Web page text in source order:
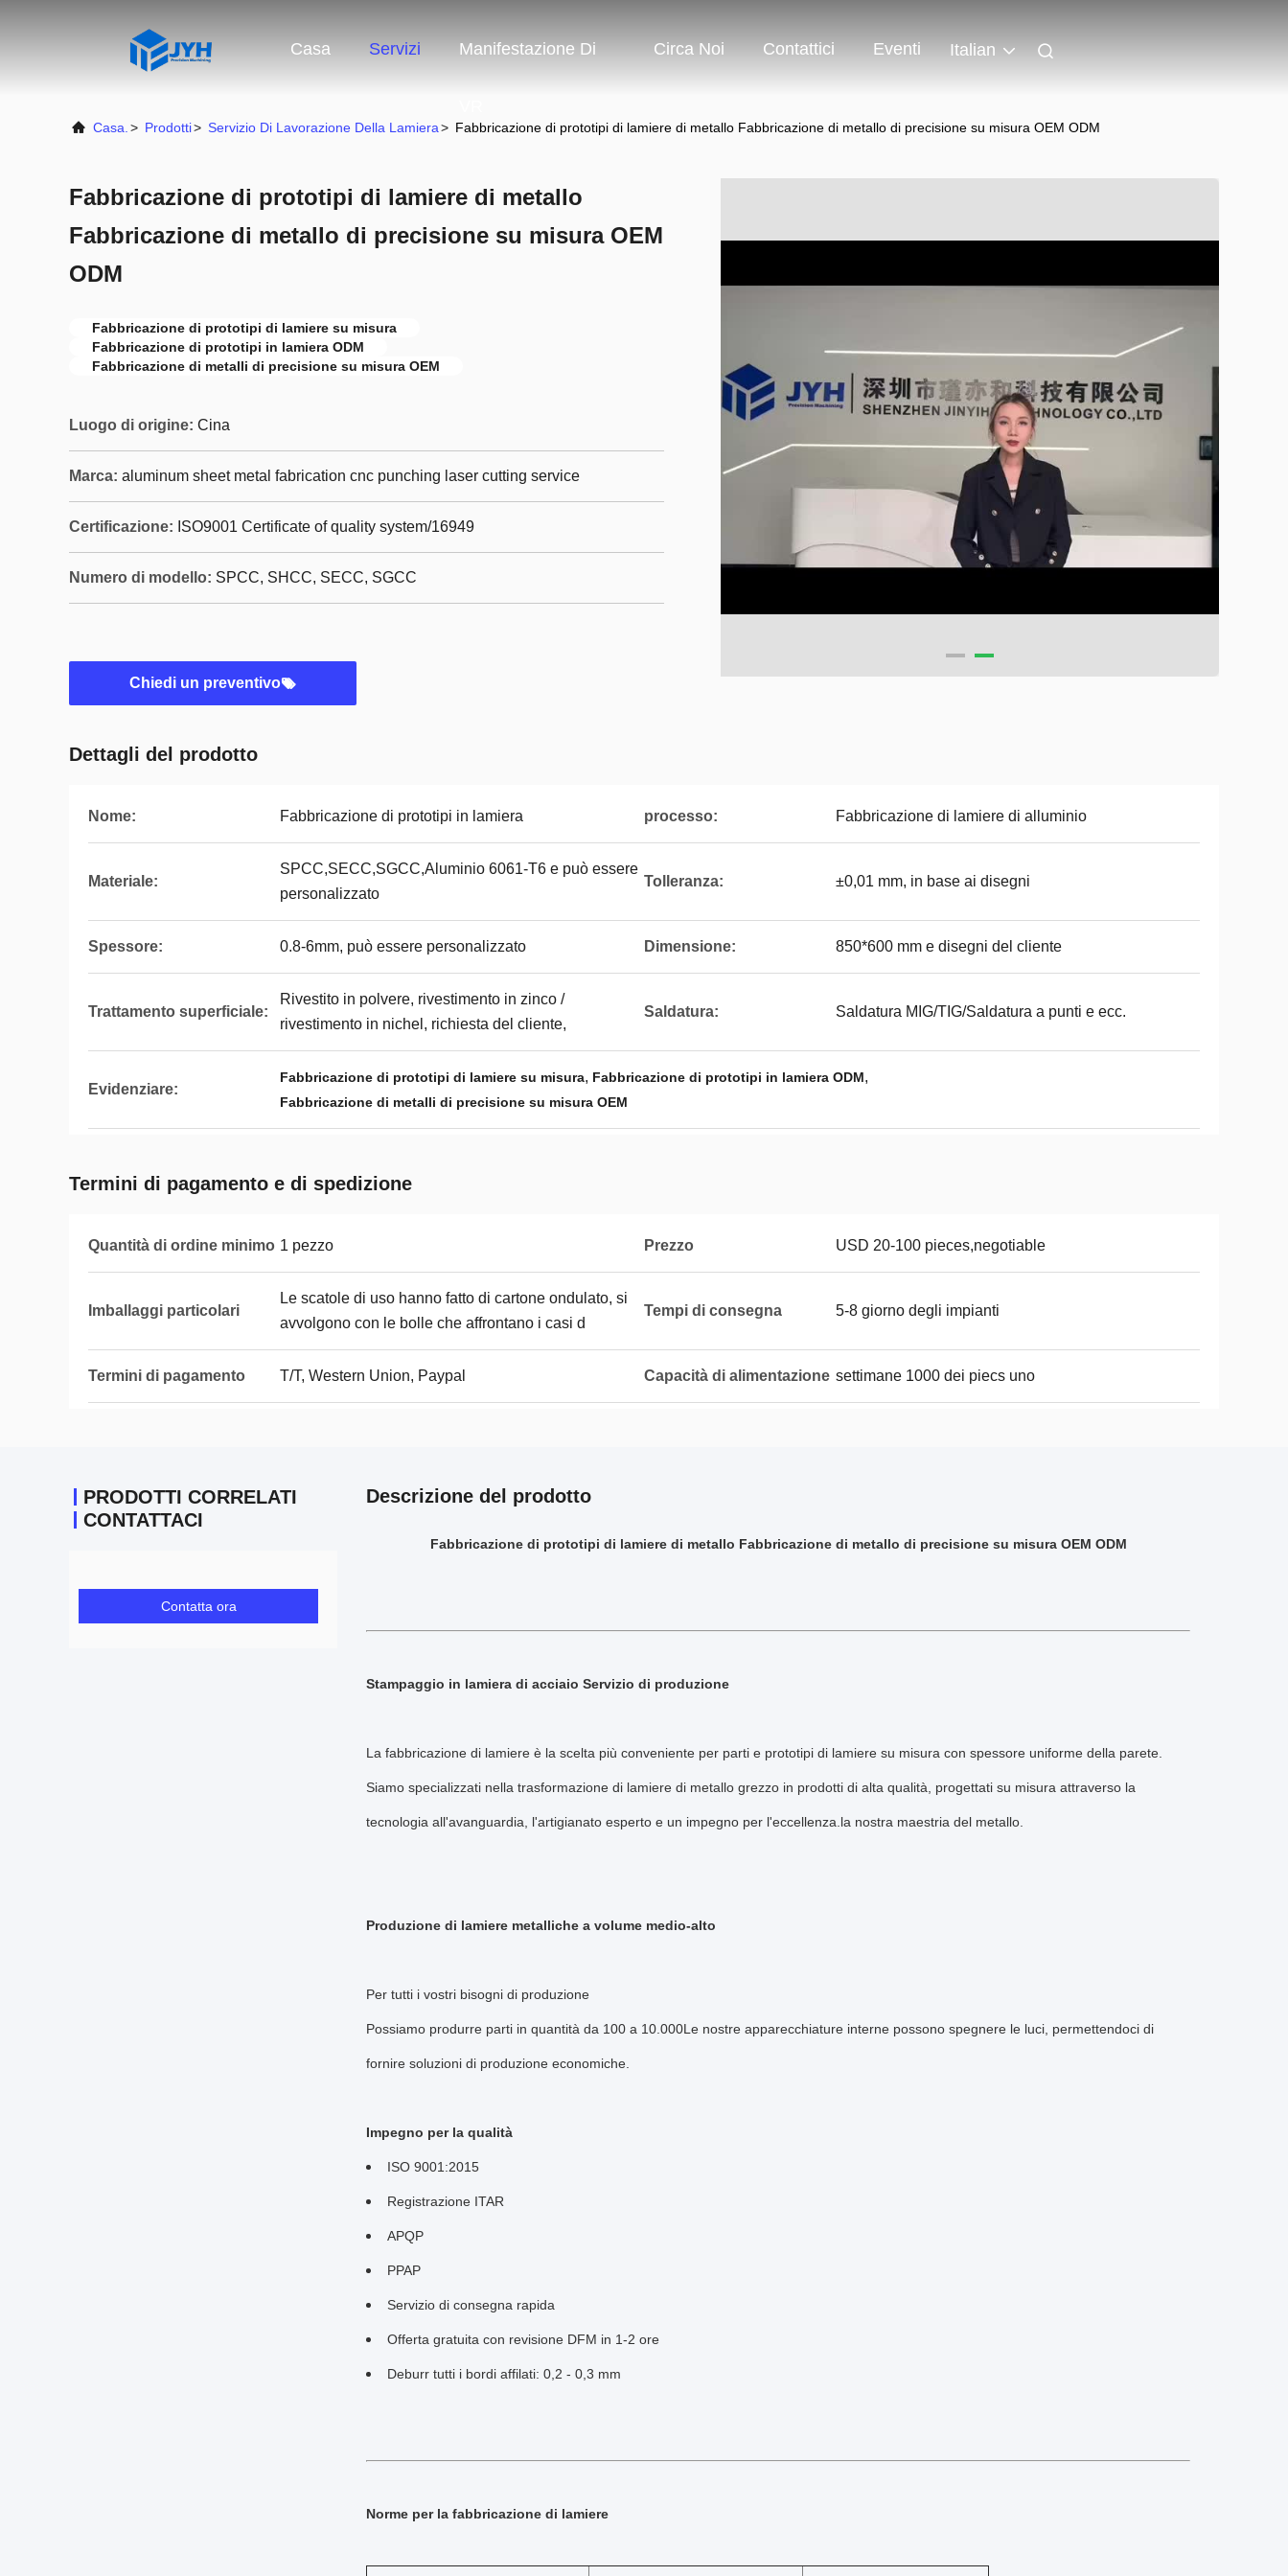
Casa Servizi Manifestazione Di Circa Noi Contattici Eventi Italian
Casa. > Prodotti> Servizio Di Lavorazione Della Lamiera> Fabbricazione di prototipi di lamiere di metallo Fabbricazione di metallo di precisione su misura OEM ODM
Fabbricazione di prototipi di lamiere di metallo
Fabbricazione di metallo di precisione su misura OEM
ODM
Fabbricazione di prototipi di lamiere su misura
Fabbricazione di prototipi in lamiera ODM
Fabbricazione di metalli di precisione su misura OEM
Luogo di origine: Cina
Marca: aluminum sheet metal fabrication cnc punching laser cutting service
Certificazione: ISO9001 Certificate of quality system/16949
Numero di modello: SPCC, SHCC, SECC, SGCC
Chiedi un preventivo
Dettagli del prodotto
Nome: Fabbricazione di prototipi in lamiera processo: Fabbricazione di lamiere di alluminio
Materiale:
SPCC,SECC,SGCC,Aluminio 6061-T6 e può essere
personalizzato
Tolleranza: ±0,01 mm, in base ai disegni
Spessore: 0.8-6mm, può essere personalizzato Dimensione: 850*600 mm e disegni del cliente
Trattamento superficiale:
Rivestito in polvere, rivestimento in zinco /
rivestimento in nichel, richiesta del cliente,
Saldatura: Saldatura MIG/TIG/Saldatura a punti e ecc.
Evidenziare:
Fabbricazione di prototipi di lamiere su misura, Fabbricazione di prototipi in lamiera ODM,
Fabbricazione di metalli di precisione su misura OEM
Termini di pagamento e di spedizione
Quantità di ordine minimo 1 pezzo Prezzo USD 20-100 pieces,negotiable
Imballaggi particolari
Le scatole di uso hanno fatto di cartone ondulato, si
avvolgono con le bolle che affrontano i casi d
Tempi di consegna 5-8 giorno degli impianti
Termini di pagamento T/T, Western Union, Paypal Capacità di alimentazione settimane 1000 dei piecs uno
PRODOTTI CORRELATI
CONTATTACI
Contatta ora
Descrizione del prodotto
Fabbricazione di prototipi di lamiere di metallo Fabbricazione di metallo di precisione su misura OEM ODM
Stampaggio in lamiera di acciaio Servizio di produzione
La fabbricazione di lamiere è la scelta più conveniente per parti e prototipi di lamiere su misura con spessore uniforme della parete.
Siamo specializzati nella trasformazione di lamiere di metallo grezzo in prodotti di alta qualità, progettati su misura attraverso la
tecnologia all'avanguardia, l'artigianato esperto e un impegno per l'eccellenza.la nostra maestria del metallo.
Produzione di lamiere metalliche a volume medio-alto
Per tutti i vostri bisogni di produzione
Possiamo produrre parti in quantità da 100 a 10.000Le nostre apparecchiature interne possono spegnere le luci, permettendoci di
fornire soluzioni di produzione economiche.
Impegno per la qualità
ISO 9001:2015
Registrazione ITAR
APQP
PPAP
Servizio di consegna rapida
Offerta gratuita con revisione DFM in 1-2 ore
Deburr tutti i bordi affilati: 0,2 - 0,3 mm
Norme per la fabbricazione di lamiere